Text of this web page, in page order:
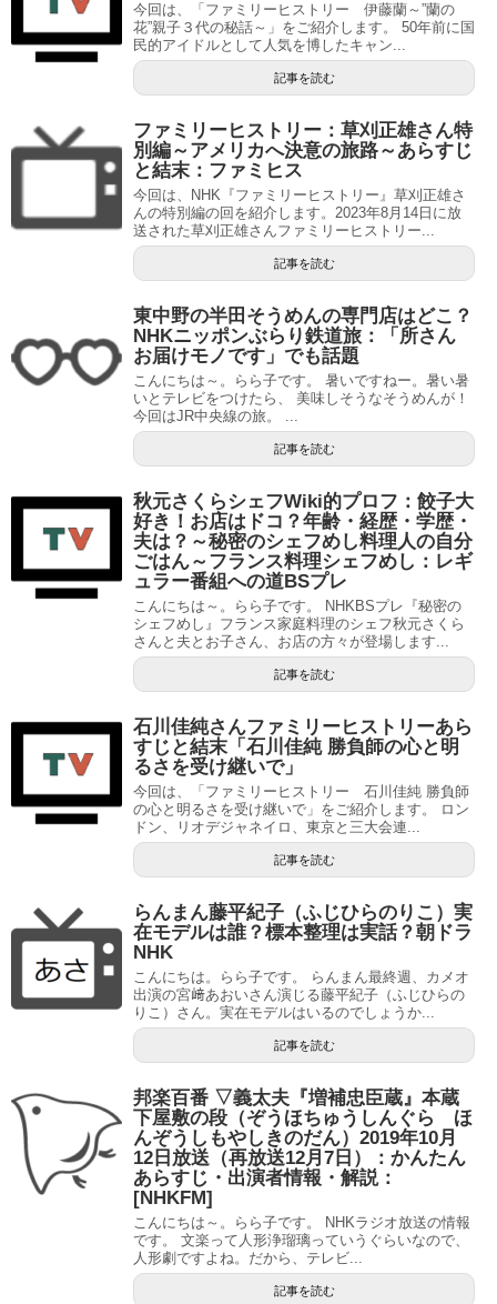
今回は、「ファミリーヒストリー 伊藤蘭～”蘭の
花”親子３代の秘話～」をご紹介します。 50年前に国
民的アイドルとして人気を博したキャン...
記事を読む
ファミリーヒストリー：草刈正雄さん特
別編～アメリカへ決意の旅路～あらすじ
と結末：ファミヒス
今回は、NHK『ファミリーヒストリー』草刈正雄さ
んの特別編の回を紹介します。2023年8月14日に放
送された草刈正雄さんファミリーヒストリー...
記事を読む
東中野の半田そうめんの専門店はどこ？
NHKニッポンぶらり鉄道旅：「所さん
お届けモノです」でも話題
こんにちは～。らら子です。 暑いですねー。暑い暑
いとテレビをつけたら、 美味しそうなそうめんが！
今回はJR中央線の旅。 ...
記事を読む
秋元さくらシェフWiki的プロフ：餃子大
好き！お店はドコ？年齢・経歴・学歴・
夫は？～秘密のシェフめし料理人の自分
ごはん～フランス料理シェフめし：レギ
ュラー番組への道BSプレ
こんにちは～。らら子です。 NHKBSプレ『秘密の
シェフめし』フランス家庭料理のシェフ秋元さくら
さんと夫とお子さん、お店の方々が登場します...
記事を読む
石川佳純さんファミリーヒストリーあら
すじと結末「石川佳純 勝負師の心と明
るさを受け継いで」
今回は、「ファミリーヒストリー 石川佳純 勝負師
の心と明るさを受け継いで」をご紹介します。 ロン
ドン、リオデジャネイロ、東京と三大会連...
記事を読む
らんまん藤平紀子（ふじひらのりこ）実
在モデルは誰？標本整理は実話？朝ドラ
NHK
こんにちは。らら子です。 らんまん最終週、カメオ
出演の宮﨑あおいさん演じる藤平紀子（ふじひらの
りこ）さん。実在モデルはいるのでしょうか...
記事を読む
邦楽百番 ▽義太夫『増補忠臣蔵』本蔵
下屋敷の段（ぞうほちゅうしんぐら ほ
んぞうしもやしきのだん）2019年10月
12日放送（再放送12月7日）：かんたん
あらすじ・出演者情報・解説：
[NHKFM]
こんにちは～。らら子です。 NHKラジオ放送の情報
です。 文楽って人形浄瑠璃っていうぐらいなので、
人形劇ですよね。だから、テレビ...
記事を読む